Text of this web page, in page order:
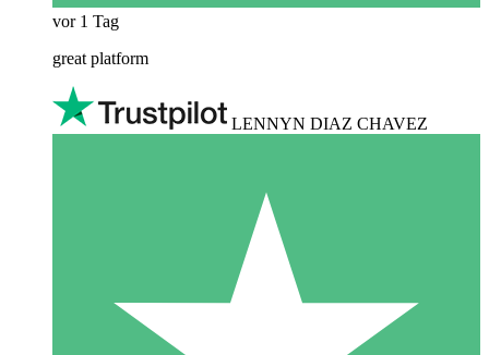
vor 1 Tag
great platform
LENNYN DIAZ CHAVEZ